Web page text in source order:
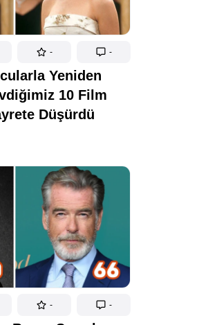
- -
Yeniden
10 Film
Düşürdü
- -